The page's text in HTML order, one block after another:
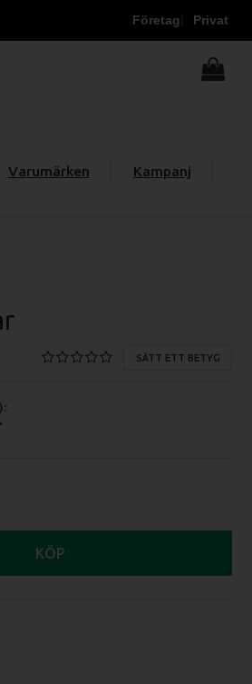
Företag Privat
Varumärken
Kampanj
SÄTT ETT BETYG
KÖP